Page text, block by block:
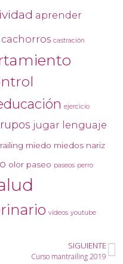
aprender
cachorros castración
ejercicio
jugar lenguaje
miedo miedos nariz
olor paseo paseos perro
vídeos youtube
SIGUIENTE
Curso mantrailing 2019